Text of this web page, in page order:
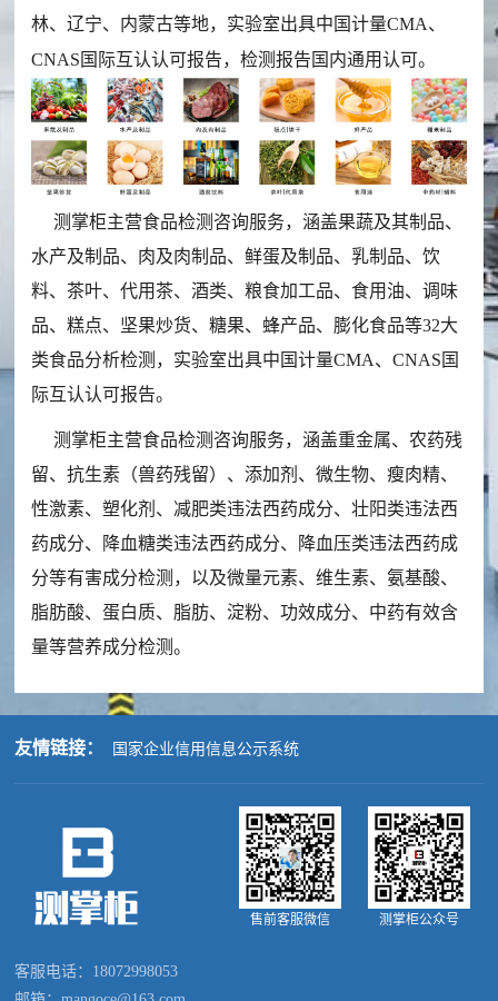
聘
信
林、辽宁、内蒙古等地，实验室出具中国计量CMA、
CNAS国际互认认可报告，检测报告国内通用认可。
测掌柜主营食品检测咨询服务，涵盖果蔬及其制品、
水产及制品、肉及肉制品、鲜蛋及制品、乳制品、饮
料、茶叶、代用茶、酒类、粮食加工品、食用油、调味
品、糕点、坚果炒货、糖果、蜂产品、膨化食品等32大
类食品分析检测，实验室出具中国计量CMA、CNAS国
际互认认可报告。
测掌柜主营食品检测咨询服务，涵盖重金属、农药残
留、抗生素（兽药残留）、添加剂、微生物、瘦肉精、
性激素、塑化剂、减肥类违法西药成分、壮阳类违法西
药成分、降血糖类违法西药成分、降血压类违法西药成
分等有害成分检测，以及微量元素、维生素、氨基酸、
脂肪酸、蛋白质、脂肪、淀粉、功效成分、中药有效含
量等营养成分检测。
友情链接： 国家企业信用信息公示系统
售前客服微信 测掌柜公众号
客服电话：18072998053